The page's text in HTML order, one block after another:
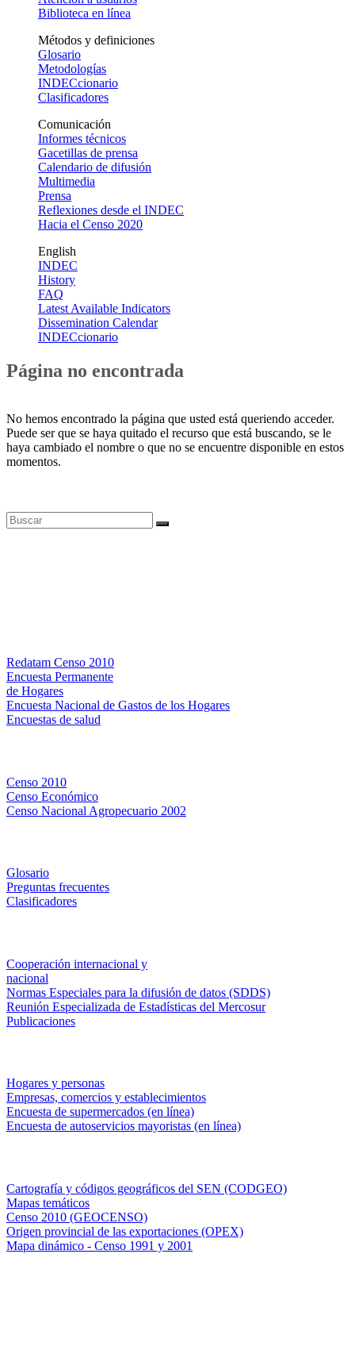
Biblioteca en línea
Métodos y definiciones
Glosario
Metodologías
INDECcionario
Clasificadores
Comunicación
Informes técnicos
Gacetillas de prensa
Calendario de difusión
Multimedia
Prensa
Reflexiones desde el INDEC
Hacia el Censo 2020
English
INDEC
History
FAQ
Latest Available Indicators
Dissemination Calendar
INDECcionario
Página no encontrada
No hemos encontrado la página que usted está queriendo acceder.
Puede ser que se haya quitado el recurso que está buscando, se le
haya cambiado el nombre o que no se encuentre disponible en estos
momentos.
Redatam Censo 2010
Encuesta Permanente
de Hogares
Encuesta Nacional de Gastos de los Hogares
Encuestas de salud
Censo 2010
Censo Económico
Censo Nacional Agropecuario 2002
Glosario
Preguntas frecuentes
Clasificadores
Cooperación internacional y
nacional
Normas Especiales para la difusión de datos (SDDS)
Reunión Especializada de Estadísticas del Mercosur
Publicaciones
Hogares y personas
Empresas, comercios y establecimientos
Encuesta de supermercados (en línea)
Encuesta de autoservicios mayoristas (en línea)
Cartografía y códigos geográficos del SEN (CODGEO)
Mapas temáticos
Censo 2010 (GEOCENSO)
Origen provincial de las exportaciones (OPEX)
Mapa dinámico - Censo 1991 y 2001